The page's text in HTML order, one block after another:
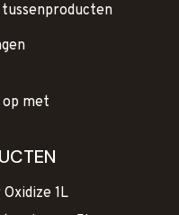
met
1L